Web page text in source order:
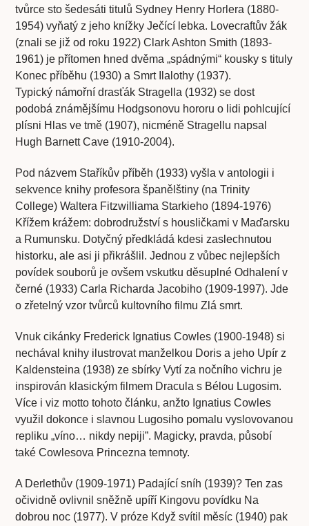
tvůrce sto šedesáti titulů Sydney Henry Horlera (1880-
1954) vyňatý z jeho knížky Ječící lebka. Lovecraftův žák
(znali se již od roku 1922) Clark Ashton Smith (1893-
1961) je přítomen hned dvěma „spádnými“ kousky s tituly
Konec příběhu (1930) a Smrt Ilalothy (1937).
Typický námořní drasťák Stragella (1932) se dost
podobá známějšímu Hodgsonovu hororu o lidi pohlcující
plísni Hlas ve tmě (1907), nicméně Stragellu napsal
Hugh Barnett Cave (1910-2004).
Pod názvem Staříkův příběh (1933) vyšla v antologii i
sekvence knihy profesora španělštiny (na Trinity
College) Waltera Fitzwilliama Starkieho (1894-1976)
Křížem krážem: dobrodružství s housličkami v Maďarsku
a Rumunsku. Dotyčný předkládá kdesi zaslechnutou
historku, ale asi ji přikrášlil. Jednou z vůbec nejlepších
povídek souborů je ovšem vskutku děsuplné Odhalení v
černé (1933) Carla Richarda Jacobiho (1909-1997). Jde
o zřetelný vzor tvůrců kultovního filmu Zlá smrt.
Vnuk cikánky Frederick Ignatius Cowles (1900-1948) si
nechával knihy ilustrovat manželkou Doris a jeho Upír z
Kaldensteina (1938) ze sbírky Vytí za nočního vichru je
inspirován klasickým filmem Dracula s Bélou Lugosim.
Více i viz motto tohoto článku, anžto Ignatius Cowles
využil dokonce i slavnou Lugosiho pomalu vyslovovanou
repliku „víno… nikdy nepiji”. Magicky, pravda, působí
také Cowlesova Princezna temnoty.
A Derlethův (1909-1971) Padající sníh (1939)? Ten zas
očividně ovlivnil sněžně upíří Kingovu povídku Na
dobrou noc (1977). V próze Když svítil měsíc (1940) pak